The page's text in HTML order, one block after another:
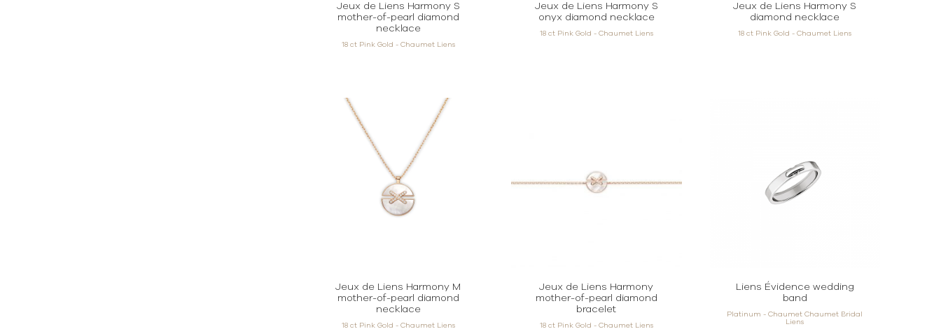
Jeux de Liens Harmony S
mother-of-pearl diamond
necklace
18 ct Pink Gold - Chaumet Liens
Jeux de Liens Harmony S
onyx diamond necklace
18 ct Pink Gold - Chaumet Liens
Jeux de Liens Harmony S
diamond necklace
18 ct Pink Gold - Chaumet Liens
Jeux de Liens Harmony M
mother-of-pearl diamond
necklace
18 ct Pink Gold - Chaumet Liens
Jeux de Liens Harmony
mother-of-pearl diamond
bracelet
18 ct Pink Gold - Chaumet Liens
Liens Évidence wedding
band
Platinum - Chaumet Chaumet Bridal
Liens